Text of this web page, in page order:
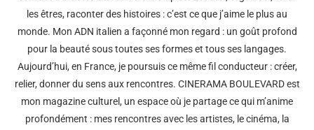
les êtres, raconter des histoires : c’est ce que j’aime le plus au
monde. Mon ADN italien a façonné mon regard : un goût profond
pour la beauté sous toutes ses formes et tous ses langages.
Aujourd’hui, en France, je poursuis ce même fil conducteur : créer,
relier, donner du sens aux rencontres. CINERAMA BOULEVARD est
mon magazine culturel, un espace où je partage ce qui m’anime
profondément : mes rencontres avec les artistes, le cinéma, la